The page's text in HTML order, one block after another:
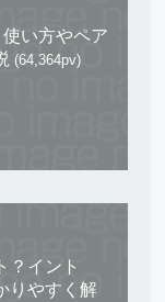
い方やペア
(64,364pv)
？イント
りやすく解